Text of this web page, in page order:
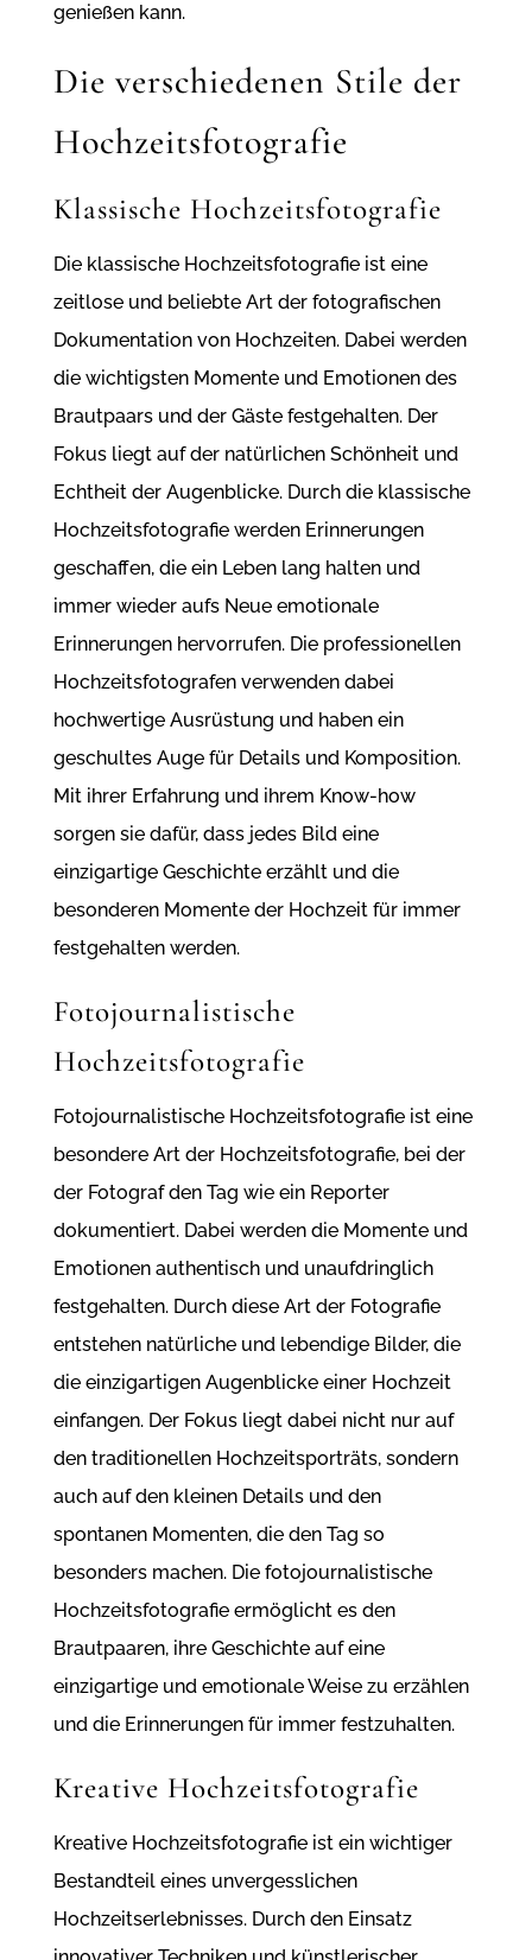
genießen kann.
Die verschiedenen Stile der
Hochzeitsfotografie
Klassische Hochzeitsfotografie
Die klassische Hochzeitsfotografie ist eine
zeitlose und beliebte Art der fotografischen
Dokumentation von Hochzeiten. Dabei werden
die wichtigsten Momente und Emotionen des
Brautpaars und der Gäste festgehalten. Der
Fokus liegt auf der natürlichen Schönheit und
Echtheit der Augenblicke. Durch die klassische
Hochzeitsfotografie werden Erinnerungen
geschaffen, die ein Leben lang halten und
immer wieder aufs Neue emotionale
Erinnerungen hervorrufen. Die professionellen
Hochzeitsfotografen verwenden dabei
hochwertige Ausrüstung und haben ein
geschultes Auge für Details und Komposition.
Mit ihrer Erfahrung und ihrem Know-how
sorgen sie dafür, dass jedes Bild eine
einzigartige Geschichte erzählt und die
besonderen Momente der Hochzeit für immer
festgehalten werden.
Fotojournalistische
Hochzeitsfotografie
Fotojournalistische Hochzeitsfotografie ist eine
besondere Art der Hochzeitsfotografie, bei der
der Fotograf den Tag wie ein Reporter
dokumentiert. Dabei werden die Momente und
Emotionen authentisch und unaufdringlich
festgehalten. Durch diese Art der Fotografie
entstehen natürliche und lebendige Bilder, die
die einzigartigen Augenblicke einer Hochzeit
einfangen. Der Fokus liegt dabei nicht nur auf
den traditionellen Hochzeitsporträts, sondern
auch auf den kleinen Details und den
spontanen Momenten, die den Tag so
besonders machen. Die fotojournalistische
Hochzeitsfotografie ermöglicht es den
Brautpaaren, ihre Geschichte auf eine
einzigartige und emotionale Weise zu erzählen
und die Erinnerungen für immer festzuhalten.
Kreative Hochzeitsfotografie
Kreative Hochzeitsfotografie ist ein wichtiger
Bestandteil eines unvergesslichen
Hochzeitserlebnisses. Durch den Einsatz